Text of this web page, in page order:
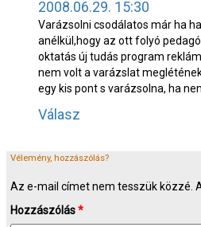
2008.06.29. 15:30
Varázsolni csodálatos már ha
anélkül,hogy az ott folyó
oktatás új tudás program
nem volt a varázslat
egy kis pont s varázsolna, ha
Válasz
Vélemény, hozzászólás?
Az e-mail címet nem tesszük közzé.
Hozzászólás*